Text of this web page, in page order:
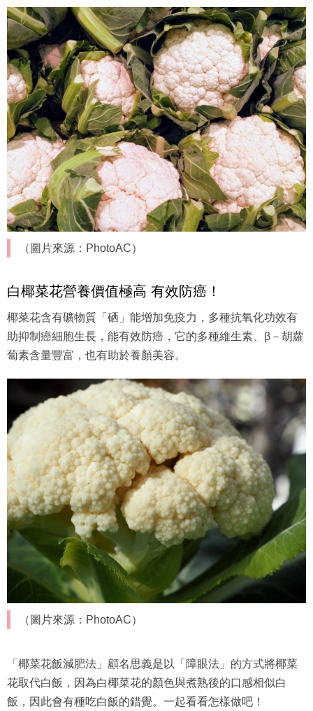
（圖片來源：PhotoAC）
椰菜花飯穩定血糖、促進腸胃蠕動
椰菜花屬十字花科蔬菜，營養成分高又被譽為「蔬菜之王」
富含膳食纖維，增加飽足感的同時又不增加身體負擔，還有
助於穩定血糖、促進腸胃蠕動幫助排除體內廢物，達到控制
體重的效果。
（圖片來源：PhotoAC）
白椰菜花營養價值極高 有效防癌！
椰菜花含有礦物質「硒」能增加免疫力，多種抗氧化功效有
助抑制癌細胞生長，能有效防癌，它的多種維生素、β－胡蘿
蔔素含量豐富，也有助於養顏美容。